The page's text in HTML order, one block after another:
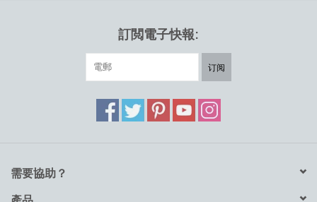
訂閲電子快報:
订阅
需要協助？